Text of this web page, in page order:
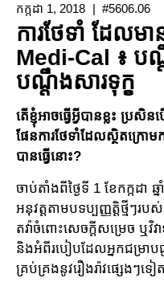
ប្រើ
ប្រាស់
ថ្លៃ
ចំណាយ
របស់
ខ្ញុំ
ដើម្បី
ទទួល
បាន
សេវា
ផ្សេង
ទៀត
ដែល
កក្កដា 1, 2018 #5606.06
ការថែទាំ ដែលម
Medi-Cal ៖ ប
បណ្តឹងសារទុក្ខ
តើខ្ញុំអាចធ្វើអ្វីបានខ្លះ ប្រ
ផែនការថែទាំដែលស្ថិតក្រោម
បានធ្វើនោះ?
ចាប់តាំងពីថ្ងៃទី 1 ខែកក្កដា
អនុវត្តតាមបទប្បញ្ញត្តិថ្មីៗរ
តវ៉ាចំពោះសេចក្តីសម្រេច ឬ
និងអំពីរបៀបដែលអ្នកជម្រាប
គ្រប់គ្រងនូវរឿងរ៉ាវផ្សេងៗទ